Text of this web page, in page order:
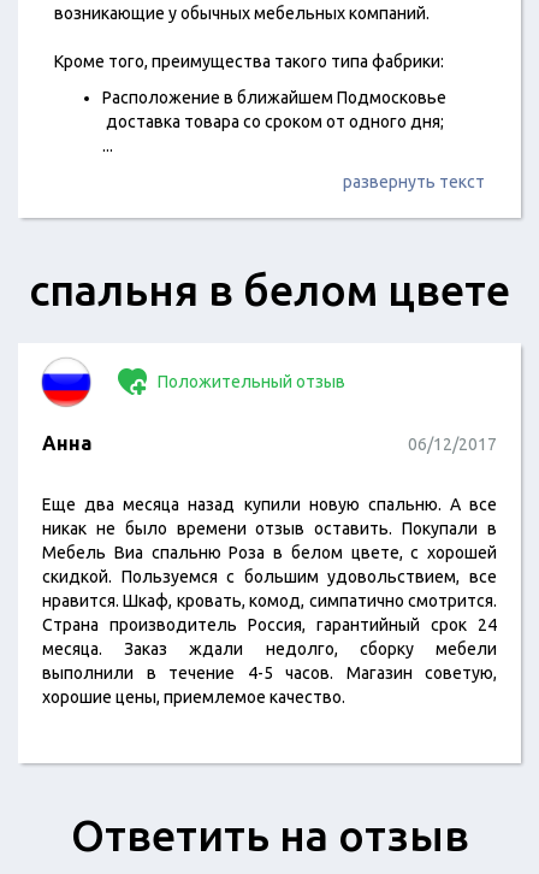
возникающие у обычных мебельных компаний.
Кроме того, преимущества такого типа фабрики:
Расположение в ближайшем Подмосковье
доставка товара со сроком от одного дня;
...
развернуть текст
спальня в белом цвете
Положительный отзыв
Анна 06/12/2017
Еще два месяца назад купили новую спальню. А все
никак не было времени отзыв оставить. Покупали в
Мебель Виа спальню Роза в белом цвете, с хорошей
скидкой. Пользуемся с большим удовольствием, все
нравится. Шкаф, кровать, комод, симпатично смотрится.
Страна производитель Россия, гарантийный срок 24
месяца. Заказ ждали недолго, сборку мебели
выполнили в течение 4-5 часов. Магазин советую,
хорошие цены, приемлемое качество.
Ответить на отзыв